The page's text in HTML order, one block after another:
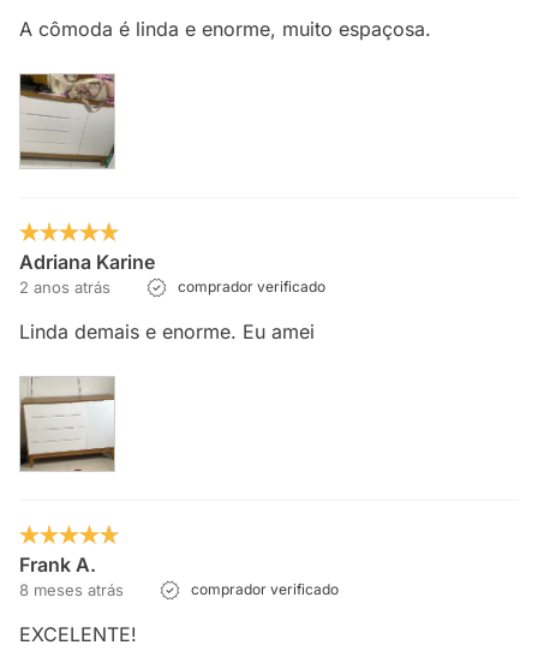
A cômoda é linda e enorme, muito espaçosa.
Adriana Karine
2 anos atrás comprador verificado
Linda demais e enorme. Eu amei
Frank A.
8 meses atrás comprador verificado
EXCELENTE!